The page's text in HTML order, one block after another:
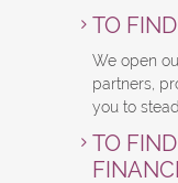
TO
We open
partners,
you to
TO